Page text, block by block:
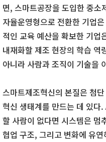
면, 스마트공장을 도입한 중
자율운영형으로 전환한 기업
적인 교육 예산을 확보한 기
내재화할 제조 현장의 학습 역
아니라 사람과 조직이 기술을
스마트제조혁신의 본질은 첨
혁신 생태계를 만드는 데 있다
할 사람이 없다면 시스템은 멈
협업 구조, 그리고 변화에 유